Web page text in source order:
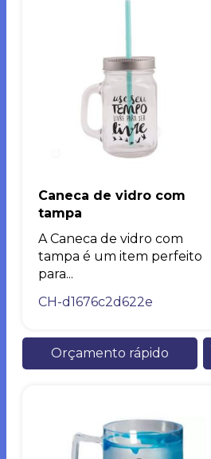
Caneca de vidro com
tampa
A Caneca de vidro com
tampa é um item perfeito
para...
CH-d1676c2d622e
Orçamento rápido
+55
A nossa empresa está
privacidade,
marketing. Você pode